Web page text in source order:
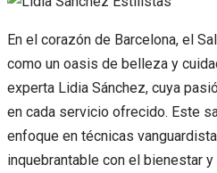
En el corazón de Barcelona, el
como un oasis de belleza y
experta Lidia Sánchez, cuya
en cada servicio ofrecido. Este
enfoque en técnicas
inquebrantable con el bienestar